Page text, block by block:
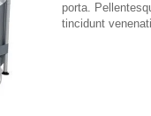
porta.
tincidunt